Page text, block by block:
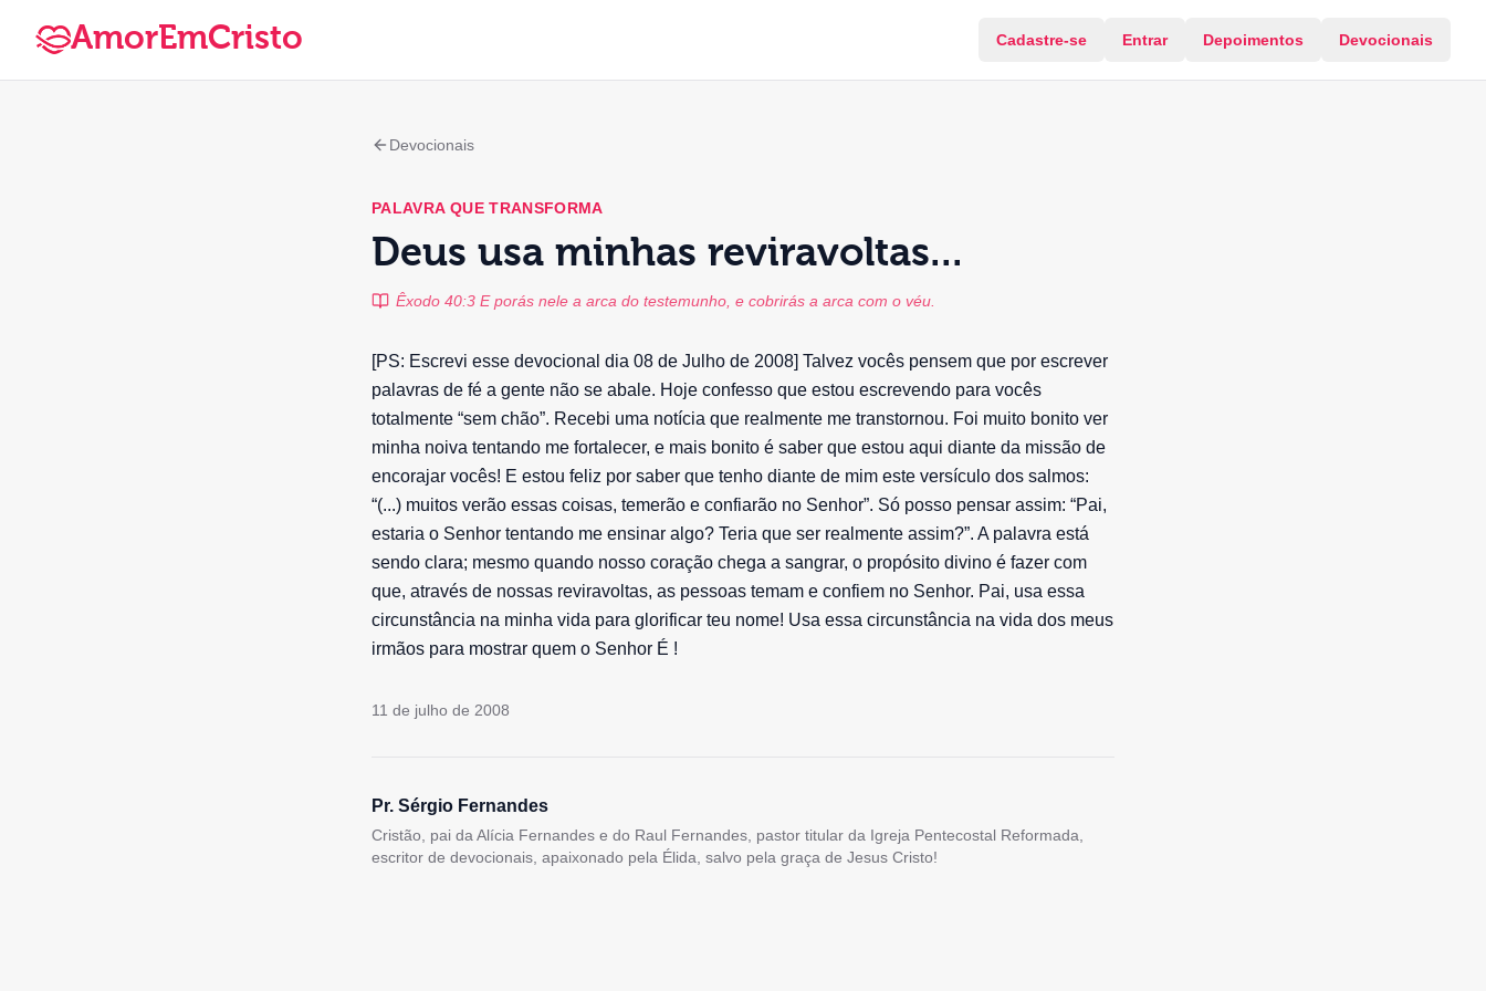
AmorEmCristo Cadastre-se Entrar Depoimentos Devocionais
Devocionais
PALAVRA QUE TRANSFORMA
Deus usa minhas reviravoltas...
Êxodo 40:3 E porás nele a arca do testemunho, e cobrirás a arca com o véu.
[PS: Escrevi esse devocional dia 08 de Julho de 2008] Talvez vocês pensem que por escrever
palavras de fé a gente não se abale. Hoje confesso que estou escrevendo para vocês
totalmente “sem chão”. Recebi uma notícia que realmente me transtornou. Foi muito bonito ver
minha noiva tentando me fortalecer, e mais bonito é saber que estou aqui diante da missão de
encorajar vocês! E estou feliz por saber que tenho diante de mim este versículo dos salmos:
“(...) muitos verão essas coisas, temerão e confiarão no Senhor”. Só posso pensar assim: “Pai,
estaria o Senhor tentando me ensinar algo? Teria que ser realmente assim?”. A palavra está
sendo clara; mesmo quando nosso coração chega a sangrar, o propósito divino é fazer com
que, através de nossas reviravoltas, as pessoas temam e confiem no Senhor. Pai, usa essa
circunstância na minha vida para glorificar teu nome! Usa essa circunstância na vida dos meus
irmãos para mostrar quem o Senhor É !
11 de julho de 2008
Pr. Sérgio Fernandes
Cristão, pai da Alícia Fernandes e do Raul Fernandes, pastor titular da Igreja Pentecostal Reformada,
escritor de devocionais, apaixonado pela Élida, salvo pela graça de Jesus Cristo!